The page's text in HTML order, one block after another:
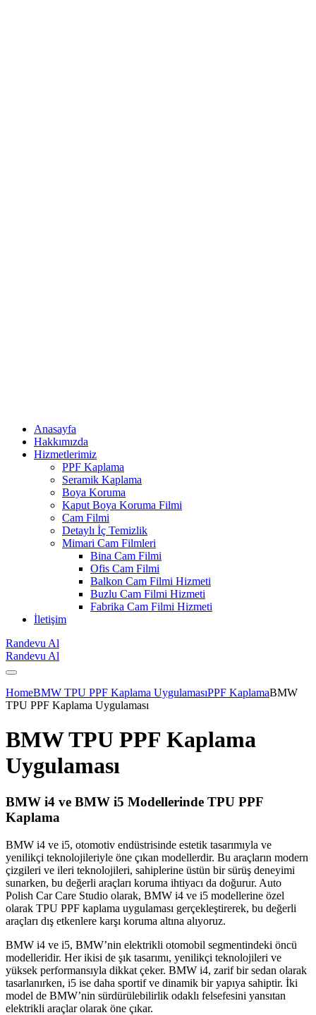
Anasayfa
Hakkımızda
Hizmetlerimiz
PPF Kaplama
Seramik Kaplama
Boya Koruma
Kaput Boya Koruma Filmi
Cam Filmi
Detaylı İç Temizlik
Mimari Cam Filmleri
Bina Cam Filmi
Ofis Cam Filmi
Balkon Cam Filmi Hizmeti
Buzlu Cam Filmi Hizmeti
Fabrika Cam Filmi Hizmeti
İletişim
Randevu Al
Randevu Al
HomeBMW TPU PPF Kaplama UygulamasıPPF KaplamaBMW
TPU PPF Kaplama Uygulaması
BMW TPU PPF Kaplama
Uygulaması
BMW i4 ve BMW i5 Modellerinde TPU PPF
Kaplama
BMW i4 ve i5, otomotiv endüstrisinde estetik tasarımıyla ve
yenilikçi teknolojileriyle öne çıkan modellerdir. Bu araçların modern
çizgileri ve ileri teknolojileri, sahiplerine üstün bir sürüş deneyimi
sunarken, bu değerli araçları koruma ihtiyacı da doğurur. Auto
Polish Car Care Studio olarak, BMW i4 ve i5 modellerine özel
olarak TPU PPF kaplama uygulaması gerçekleştirerek, bu değerli
araçları dış etkenlere karşı koruma altına alıyoruz.
BMW i4 ve i5, BMW’nin elektrikli otomobil segmentindeki öncü
modelleridir. Her ikisi de şık tasarımı, yenilikçi teknolojileri ve
yüksek performansıyla dikkat çeker. BMW i4, zarif bir sedan olarak
tasarlanırken, i5 ise daha sportif ve dinamik bir yapıya sahiptir. İki
model de BMW’nin sürdürülebilirlik odaklı felsefesini yansıtan
elektrikli araçlar olarak öne çıkar.